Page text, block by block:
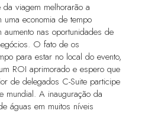
viagem melhorarão a
uma economia de tempo
nas oportunidades de
O fato de os
para estar no local do evento,
ROI aprimorado e espero que
de delegados C-Suite participe
mundial. A inauguração da
águas em muitos níveis